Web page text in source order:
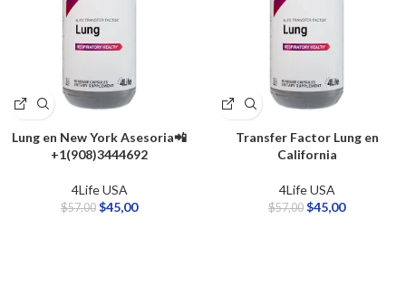
Lung en New York Asesoria📲
+1(908)3444692
4Life USA
$57,00 $45,00
Transfer Factor Lung en
California
4Life USA
$57,00 $45,00